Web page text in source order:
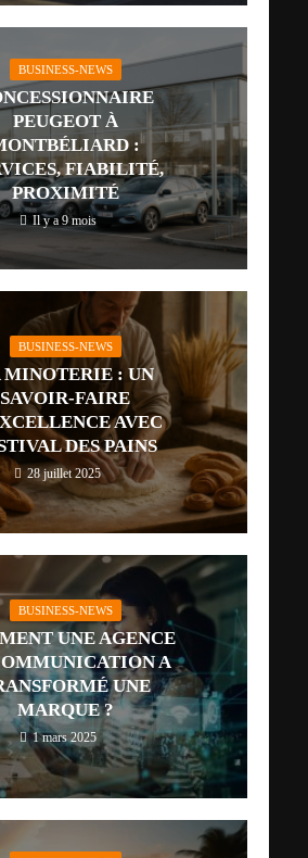
BUSINESS-NEWS
PEUGEOT À
:
FIABILITÉ,
PROXIMITÉ
Il y a 9 mois
BUSINESS-NEWS
MINOTERIE : UN
SAVOIR-FAIRE
AVEC
DES PAINS
28 juillet 2025
BUSINESS-NEWS
UNE AGENCE
A
UNE
MARQUE ?
1 mars 2025